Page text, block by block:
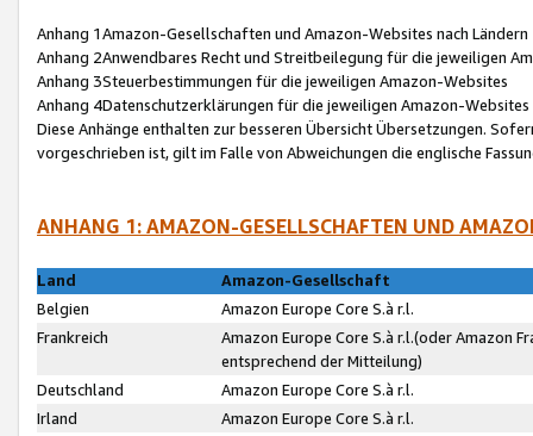
Anhang 1Amazon-Gesellschaften und Amazon-Websites nach Ländern
Anhang 2Anwendbares Recht und Streitbeilegung für die jeweiligen
Anhang 3Steuerbestimmungen für die jeweiligen Amazon-Websites
Anhang 4Datenschutzerklärungen für die jeweiligen Amazon-Websites
Diese Anhänge enthalten zur besseren Übersicht Übersetzungen.
vorgeschrieben ist, gilt im Falle von Abweichungen die englische
ANHANG 1: AMAZON-GESELLSCHAFTEN UND
Land
Amazon-Gesellschaft
Belgien
Amazon Europe Core S.à r.l.
Frankreich
Amazon Europe Core S.à r.l.(oder Amazon
entsprechend der Mitteilung)
Deutschland
Amazon Europe Core S.à r.l.
Irland
Amazon Europe Core S.à r.l.